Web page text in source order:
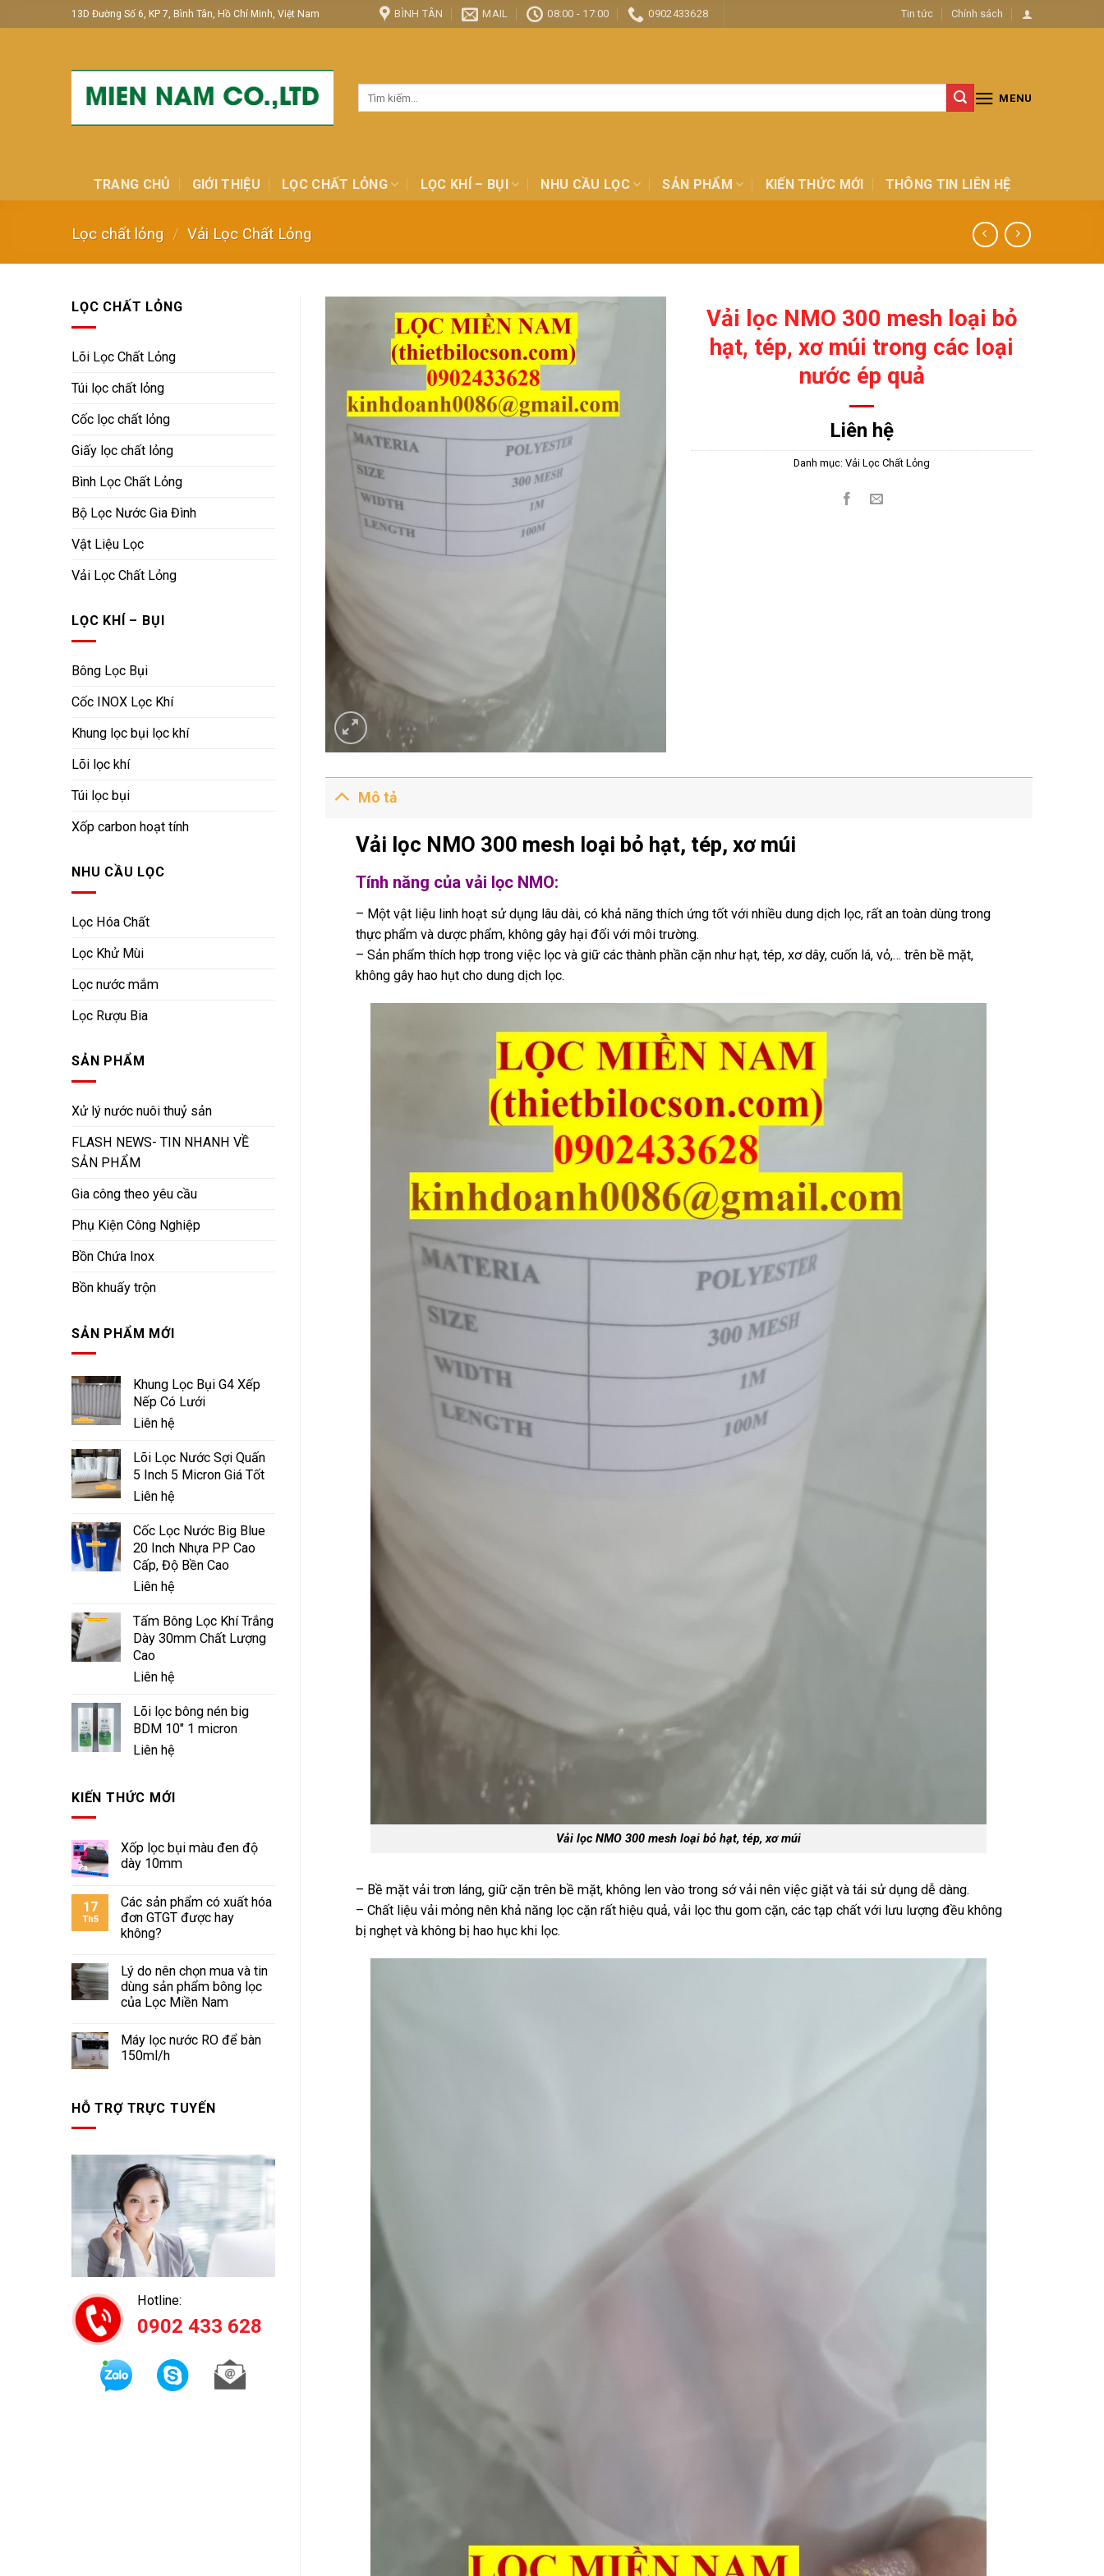
to
13D Đường Số 6, KP 7, Bình Tân, Hồ Chí Minh, Việt Nam BÌNH TÂN MAIL 08:00 - 17:00 0902433628 Tin tức Chính sách
MENU
TRANG CHỦ GIỚI THIỆU LỌC CHẤT LỎNG LỌC KHÍ – BỤI NHU CẦU LỌC SẢN PHẨM KIẾN THỨC MỚI THÔNG TIN LIÊN HỆ
Lọc chất lỏng / Vải Lọc Chất Lỏng
LỌC CHẤT LỎNG
Lõi Lọc Chất Lỏng
Túi lọc chất lỏng
Cốc lọc chất lỏng
Giấy lọc chất lỏng
Bình Lọc Chất Lỏng
Bộ Lọc Nước Gia Đình
Vật Liệu Lọc
Vải Lọc Chất Lỏng
LỌC KHÍ – BỤI
Bông Lọc Bụi
Cốc INOX Lọc Khí
Khung lọc bụi lọc khí
Lõi lọc khí
Túi lọc bụi
Xốp carbon hoạt tính
NHU CẦU LỌC
Lọc Hóa Chất
Lọc Khử Mùi
Lọc nước mắm
Lọc Rượu Bia
SẢN PHẨM
Xử lý nước nuôi thuỷ sản
FLASH NEWS- TIN NHANH VỀ
SẢN PHẨM
Gia công theo yêu cầu
Phụ Kiện Công Nghiệp
Bồn Chứa Inox
Bồn khuấy trộn
SẢN PHẨM MỚI
Khung Lọc Bụi G4 Xếp
Nếp Có Lưới
Liên hệ
Lõi Lọc Nước Sợi Quấn
5 Inch 5 Micron Giá Tốt
Liên hệ
Cốc Lọc Nước Big Blue
20 Inch Nhựa PP Cao
Cấp, Độ Bền Cao
Liên hệ
Tấm Bông Lọc Khí Trắng
Dày 30mm Chất Lượng
Cao
Liên hệ
Lõi lọc bông nén big
BDM 10" 1 micron
Liên hệ
KIẾN THỨC MỚI
Xốp lọc bụi màu đen độ
dày 10mm
17
Th5
Các sản phẩm có xuất hóa
đơn GTGT được hay
không?
Lý do nên chọn mua và tin
dùng sản phẩm bông lọc
của Lọc Miền Nam
Máy lọc nước RO để bàn
150ml/h
HỖ TRỢ TRỰC TUYẾN
Hotline:
0902 433 628
Vải lọc NMO 300 mesh loại bỏ
hạt, tép, xơ múi trong các loại
nước ép quả
Liên hệ
Danh mục:Vải Lọc Chất Lỏng
Mô tả
Vải lọc NMO 300 mesh loại bỏ hạt, tép, xơ múi
Tính năng của vải lọc NMO:
– Một vật liệu linh hoạt sử dụng lâu dài, có khả năng thích ứng tốt với nhiều dung dịch lọc, rất an toàn dùng trong
thực phẩm và dược phẩm, không gây hại đối với môi trường.
– Sản phẩm thích hợp trong việc lọc và giữ các thành phần cặn như hạt, tép, xơ dây, cuốn lá, vỏ,… trên bề mặt,
không gây hao hụt cho dung dịch lọc.
Vải lọc NMO 300 mesh loại bỏ hạt, tép, xơ múi
– Bề mặt vải trơn láng, giữ cặn trên bề mặt, không len vào trong sớ vải nên việc giặt và tái sử dụng dễ dàng.
– Chất liệu vải mỏng nên khả năng lọc cặn rất hiệu quả, vải lọc thu gom cặn, các tạp chất với lưu lượng đều không
bị nghẹt vàkhông bị hao hục khi lọc.